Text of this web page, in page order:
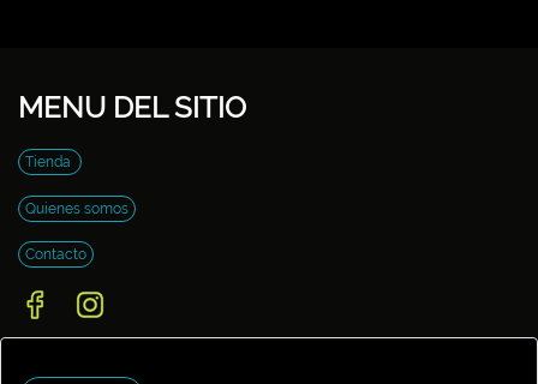
MENU DEL SITIO
Tienda
Quienes somos
Contacto